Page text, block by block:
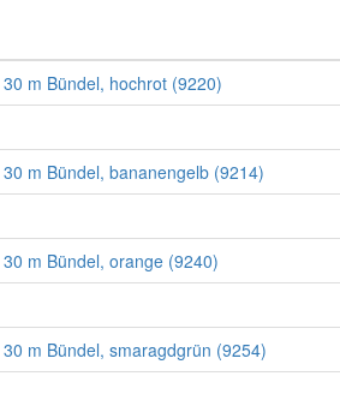
m Bündel, hochrot (9220)
m Bündel, bananengelb (9214)
m Bündel, orange (9240)
m Bündel, smaragdgrün (9254)